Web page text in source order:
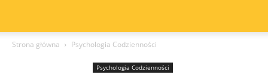
Strona główna Psychologia Codzienności
Psychologia Codzienności